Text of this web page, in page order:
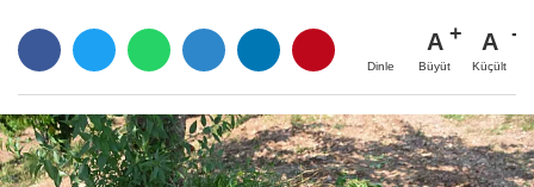
Dinle
A
Büyüt
A
Küçült